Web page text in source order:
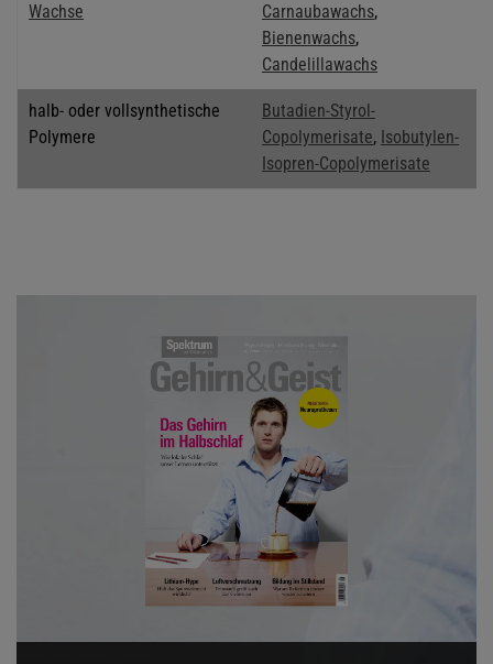
Wachse Carnaubawachs,
Bienenwachs,
Candelillawachs
halb- oder vollsynthetische
Polymere
Butadien-Styrol-
Copolymerisate, Isobutylen-
Isopren-Copolymerisate